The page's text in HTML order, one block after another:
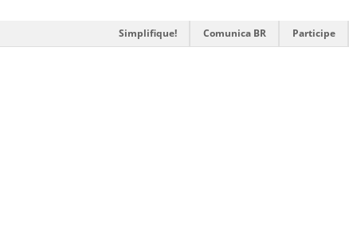
Simplifique! Comunica BR Participe